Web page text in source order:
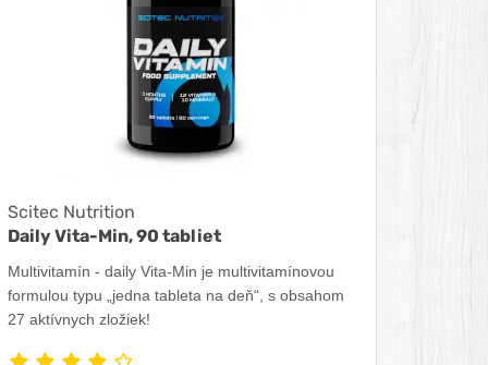
Scitec Nutrition
Daily Vita-Min, 90 tabliet
Multivitamín - daily Vita-Min je multivitamínovou
formulou typu „jedna tableta na deň“, s obsahom
27 aktívnych zložiek!